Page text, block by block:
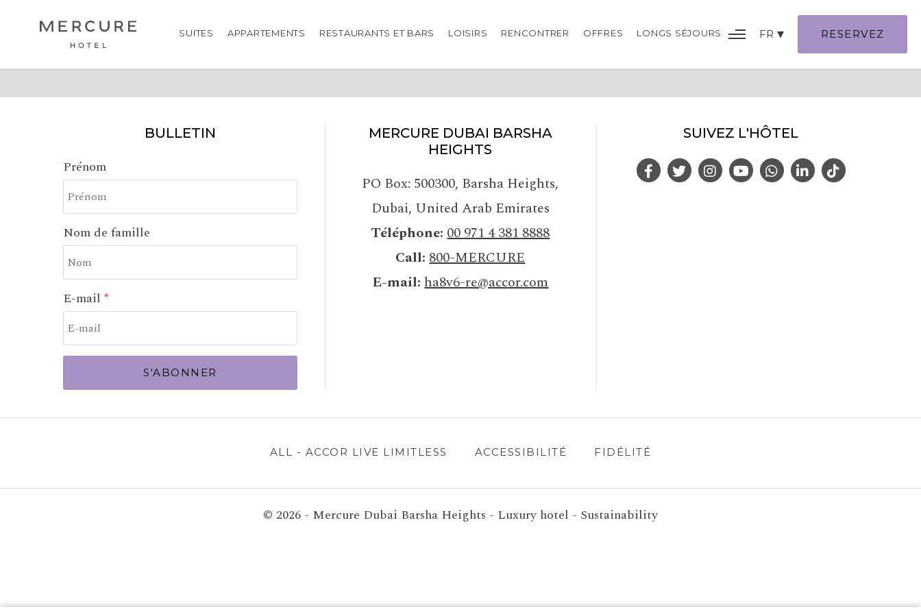
SUITES APPARTEMENTS RESTAURANTS ET BARS LOISIRS RENCONTRER OFFRES LONGS SÉJOURS FR RESERVEZ
BULLETIN
Prénom
Nom de famille
E-mail
S'ABONNER
MERCURE DUBAI BARSHA
HEIGHTS
PO Box: 500300, Barsha Heights,
Dubai, United Arab Emirates
Téléphone 00 971 4 381 8888
Call 800-MERCURE
E-mail ha8v6-re@accor.com
SUIVEZ L'HÔTEL
ALL - ACCOR LIVE LIMITLESS ACCESSIBILITÉ FIDÉLITÉ
© 2026 - Mercure Dubai Barsha Heights - Luxury hotel - Sustainability